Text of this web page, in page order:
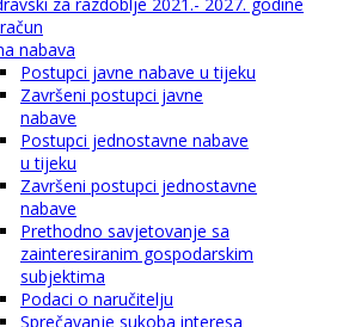
nabava
Postupci javne nabave u tijeku
Završeni postupci javne
nabave
Postupci jednostavne nabave
u tijeku
Završeni postupci jednostavne
nabave
Prethodno savjetovanje sa
zainteresiranim gospodarskim
subjektima
Podaci o naručitelju
Sprečavanje sukoba interesa